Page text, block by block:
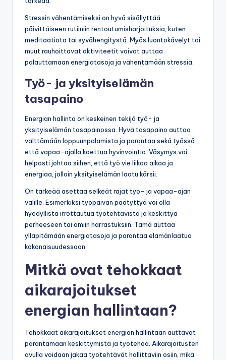
Stressin vähentämiseksi on hyvä sisällyttää
päivittäiseen rutiiniin rentoutumisharjoituksia, kuten
meditaatiota tai syvähengitystä. Myös luontokävelyt tai
muut rauhoittavat aktiviteetit voivat auttaa
palauttamaan energiatasoja ja vähentämään stressiä.
Työ- ja yksityiselämän
tasapaino
Energian hallinta on keskeinen tekijä työ- ja
yksityiselämän tasapainossa. Hyvä tasapaino auttaa
välttämään loppuunpalamista ja parantaa sekä työssä
että vapaa-ajalla koettua hyvinvointia. Väsymys voi
helposti johtaa siihen, että työ vie liikaa aikaa ja
energiaa, jolloin yksityiselämän laatu kärsii.
On tärkeää asettaa selkeät rajat työ- ja vapaa-ajan
välille. Esimerkiksi työpäivän päätyttyä voi olla
hyödyllistä irrottautua työtehtävistä ja keskittyä
perheeseen tai omiin harrastuksiin. Tämä auttaa
ylläpitämään energiatasoja ja parantaa elämänlaatua
kokonaisuudessaan.
Mitkä ovat tehokkaat
aikarajoitukset
energian hallintaan?
Tehokkaat aikarajoitukset energian hallintaan auttavat
parantamaan keskittymistä ja työtehoa. Aikarajoitusten
avulla voidaan jakaa työtehtävät hallittaviin osiin, mikä